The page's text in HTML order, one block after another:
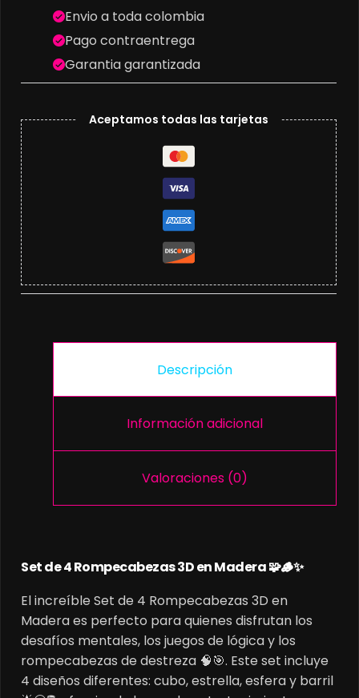
Envio a toda colombia
Pago contraentrega
Garantia garantizada
Aceptamos todas las tarjetas
Descripción
Información adicional
Valoraciones (0)
Set de 4 Rompecabezas 3D en Madera 🧩🪵✨
El increíble Set de 4 Rompecabezas 3D en
Madera es perfecto para quienes disfrutan los
desafíos mentales, los juegos de lógica y los
rompecabezas de destreza 🧠🎯. Este set incluye
4 diseños diferentes: cubo, estrella, esfera y barril